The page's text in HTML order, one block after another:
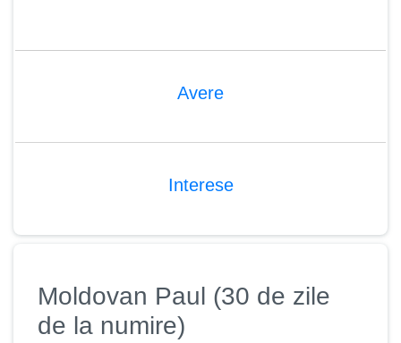
Avere
Interese
Moldovan Paul (30 de zile
de la numire)